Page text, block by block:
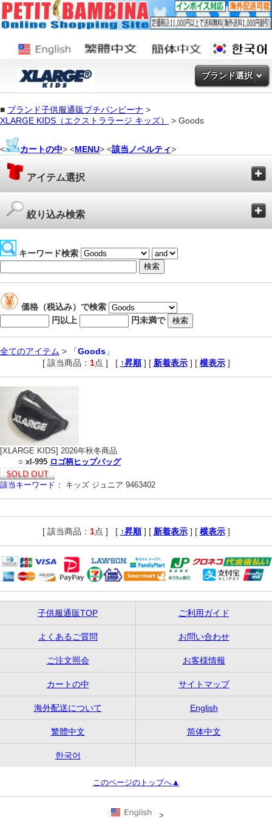
ブランド選択
■ ブランド子供服通販プチバンビーナ >
XLARGE KIDS（エクストララージ キッズ）
> Goods
< カートの中> <MENU> <該当ノベルティ>
アイテム選択
絞り込み検索
キーワード検索
価格（税込み）で検索
円以上
円未満で
全てのアイテム > 「Goods 」
[ 該当商品： 1点 ] [ ↑昇順 ] [ 新着表示 ] [ 横表示 ]
[XLARGE KIDS] 2026年秋冬商品
○ xl-995 ロゴ柄ヒップバッグ
該当キーワード： キッズ ジュニア 9463402
[ 該当商品： 1点 ] [ ↑昇順 ] [ 新着表示 ] [ 横表示 ]
子供服通販TOP ご利用ガイド
よくあるご質問 お問い合わせ
ご注文照会 お客様情報
カートの中 サイトマップ
海外配送について English
繁體中文 简体中文
한국어
このページのトップへ▲
>